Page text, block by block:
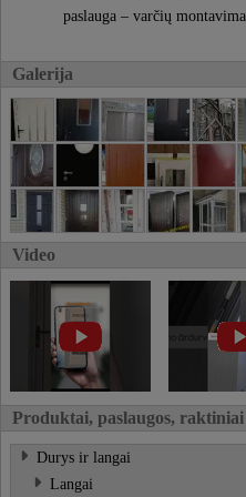
paslauga – varčių
Galerija
Video
Produktai, paslaugos,
Durys ir langai
Langai